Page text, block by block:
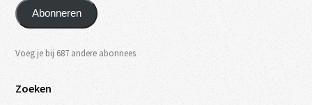
Abonneren
Voeg je bij 687 andere abonnees
Zoeken